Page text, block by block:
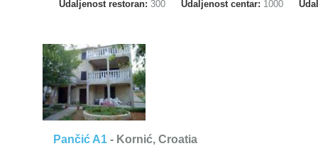
Udaljenost restoran: 300 Udaljenost centar: 1000
Pančić A1 - Kornić, Croatia